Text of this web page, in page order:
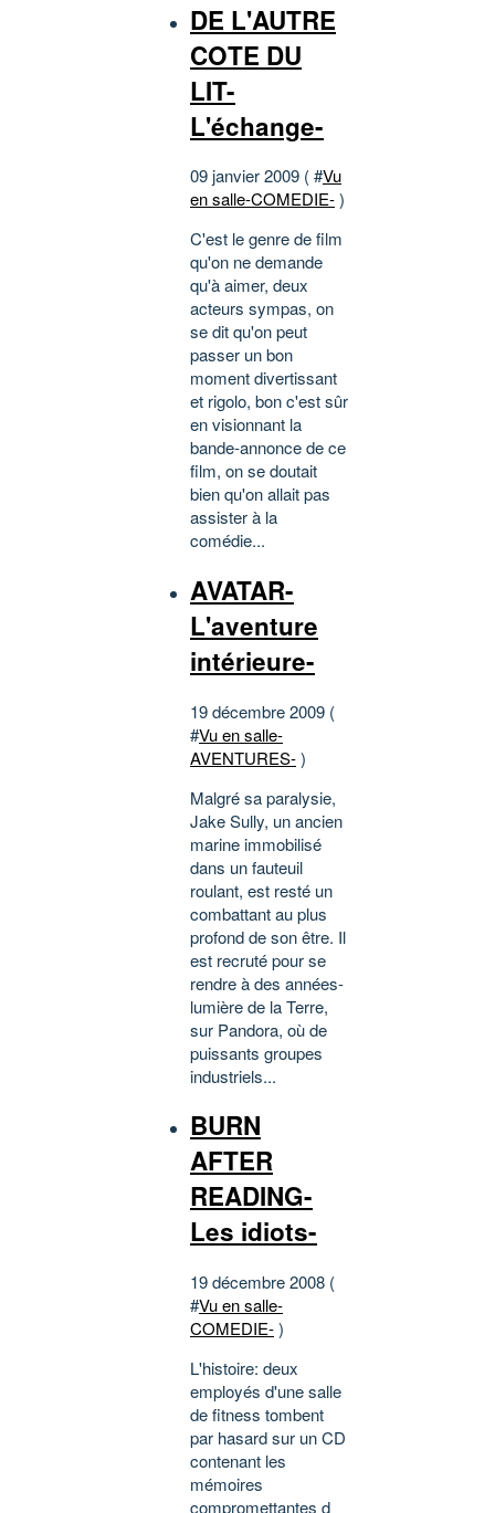
DE L'AUTRE
COTE DU
LIT-
L'échange-
09 janvier 2009 ( #Vu
en salle-COMEDIE-)
C'est le genre de film
qu'on ne demande
qu'à aimer, deux
acteurs sympas, on
se dit qu'on peut
passer un bon
moment divertissant
et rigolo, bon c'est sûr
en visionnant la
bande-annonce de ce
film, on se doutait
bien qu'on allait pas
assister à la
comédie...
AVATAR-
L'aventure
intérieure-
19 décembre 2009 (
#Vu en salle-
AVENTURES-)
Malgré sa paralysie,
Jake Sully, un ancien
marine immobilisé
dans un fauteuil
roulant, est resté un
combattant au plus
profond de son être. Il
est recruté pour se
rendre à des années-
lumière de la Terre,
sur Pandora, où de
puissants groupes
industriels...
BURN
AFTER
READING-
Les idiots-
19 décembre 2008 (
#Vu en salle-
COMEDIE-)
L'histoire: deux
employés d'une salle
de fitness tombent
par hasard sur un CD
contenant les
mémoires
compromettantes d